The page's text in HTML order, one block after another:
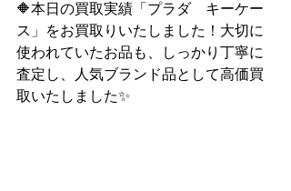
🔶本日の買取実績「プラダ　キーケー
ス」をお買取りいたしました！大切に
使われていたお品も、しっかり丁寧に
査定し、人気ブランド品として高価買
取いたしました✨